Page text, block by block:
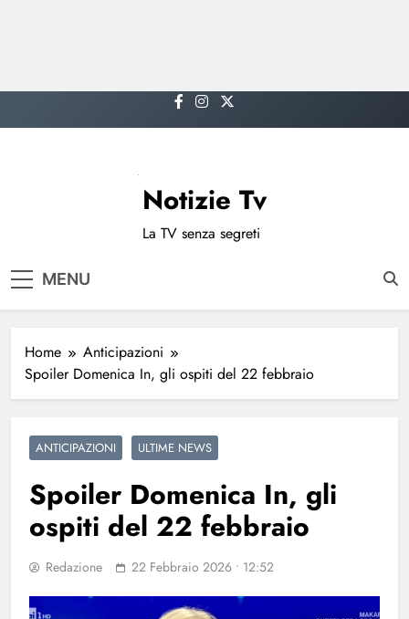
to
Notizie Tv
La TV senza segreti
MENU
Home
Anticipazioni
Spoiler Domenica In, gli ospiti del 22 febbraio
ANTICIPAZIONI ULTIME NEWS
Spoiler Domenica In, gli
ospiti del 22 febbraio
Redazione 22 Febbraio 2026 • 12:52